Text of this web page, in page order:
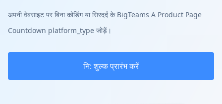
अपनी वेबसाइट पर बिना कोडिंग या सिरदर्द के BigTeams A Product Page
Countdown platform_type जोड़ें।
नि: शुल्क प्रारंभ करें